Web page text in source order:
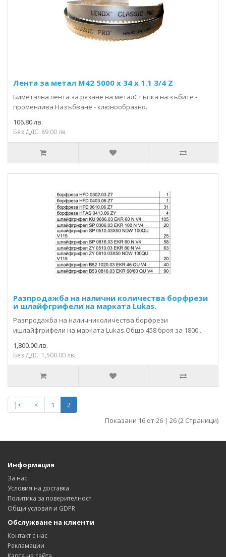
Лента за метал М42 5000 x 34 x 1.1 3/4 Z
Биметална лента за рязане на металСтъпка на зъбите -
променлива Назъбване - клюнообразно..
106.80 лв.
Без ДДС: 89.00 лв.
Разпродажба на налични количества борфрези
и шлайфгрифели на марката Lukas.
Разпродажба на наличниколичества борфрези
ишлайфгрифели на марката Lukas.Общо 458 броя за 1800 ..
1,800.00 лв.
Без ДДС: 1,500.00 лв.
|< < 1
2
Показани 16 от 26 | 26 (2 Страници)
Информация
За нас
Условия на доставка
Политика за поверителност
Общи условия и GDPR
Обслужване на клиенти
Контакт с нас
Рекламации